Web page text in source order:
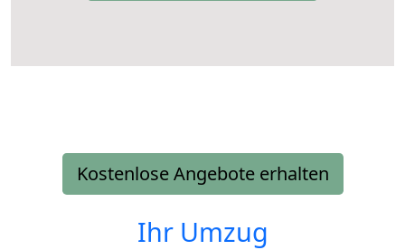
Kostenlose Angebote erhalten
Ihr Umzug